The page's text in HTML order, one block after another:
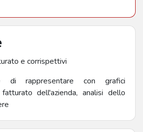
e corrispettivi
di rappresentare con grafici
dell'azienda, analisi dello